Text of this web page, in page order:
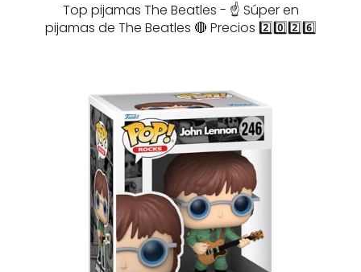
Top pijamas The Beatles - ☝️ Súper en
pijamas de The Beatles 🔴 Precios 2️⃣0️⃣2️⃣6️⃣